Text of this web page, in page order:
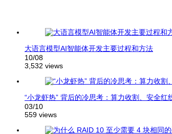
大语言模型AI智能体开发主要过程和方法
10/08
3,532 views
“小龙虾热” 背后的冷思考：算力收割、安全红
03/10
559 views